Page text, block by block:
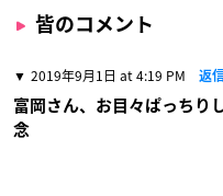
皆のコメント
2019年9月1日 at 4:19 PM 返
富岡さん、お目々ぱっちり
念